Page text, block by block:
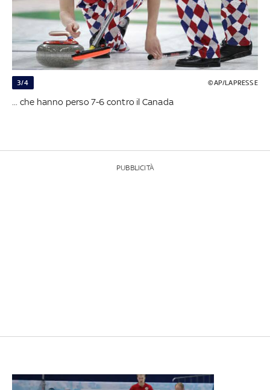
3/4 ©AP/LAPRESSE
... che hanno perso 7-6 contro il Canada
PUBBLICITÀ